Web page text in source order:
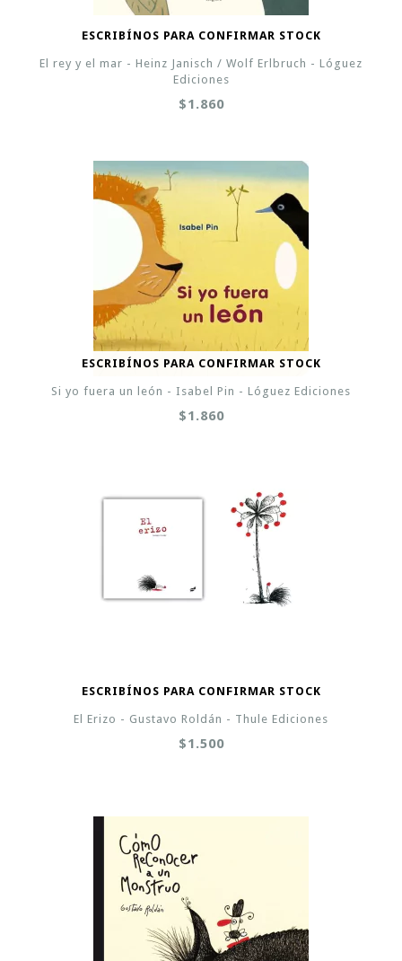
ESCRIBÍNOS PARA CONFIRMAR STOCK
El rey y el mar - Heinz Janisch / Wolf Erlbruch - Lóguez
Ediciones
$1.860
ESCRIBÍNOS PARA CONFIRMAR STOCK
Si yo fuera un león - Isabel Pin - Lóguez Ediciones
$1.860
ESCRIBÍNOS PARA CONFIRMAR STOCK
El Erizo - Gustavo Roldán - Thule Ediciones
$1.500